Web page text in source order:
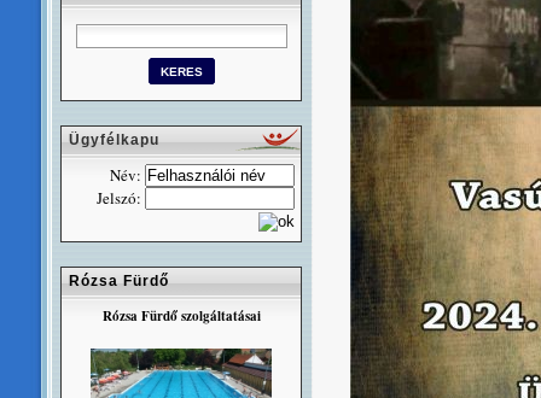
Ügyfélkapu
Név:
Jelszó:
Rózsa Fürdő
Rózsa Fürdő szolgáltatásai